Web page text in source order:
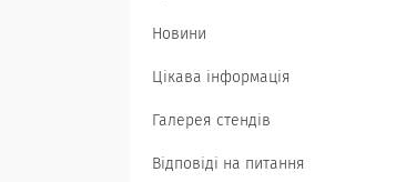
Новини
Цікава інформація
Галерея стендів
Відповіді на питання